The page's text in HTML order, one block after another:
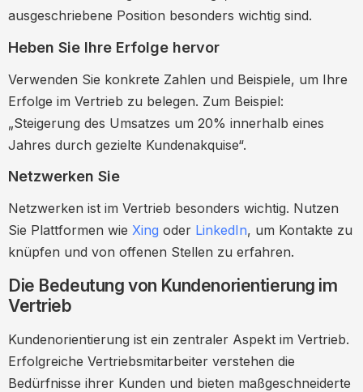
ausgeschriebene Position besonders wichtig sind.
Heben Sie Ihre Erfolge hervor
Verwenden Sie konkrete Zahlen und Beispiele, um Ihre
Erfolge im Vertrieb zu belegen. Zum Beispiel:
„Steigerung des Umsatzes um 20% innerhalb eines
Jahres durch gezielte Kundenakquise“.
Netzwerken Sie
Netzwerken ist im Vertrieb besonders wichtig. Nutzen
Sie Plattformen wie Xing oder LinkedIn, um Kontakte zu
knüpfen und von offenen Stellen zu erfahren.
Die Bedeutung von Kundenorientierung im
Vertrieb
Kundenorientierung ist ein zentraler Aspekt im Vertrieb.
Erfolgreiche Vertriebsmitarbeiter verstehen die
Bedürfnisse ihrer Kunden und bieten maßgeschneiderte